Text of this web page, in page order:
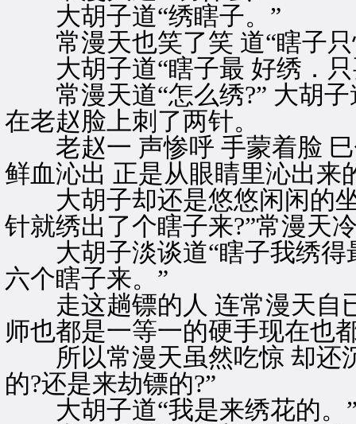
大胡子道“绣瞎子。”
常漫天也笑了笑 道“瞎子只
大胡子道“瞎子最 好绣．只
常漫天道“怎么绣?” 大胡子
在老赵脸上刺了两针。
老赵一 声惨呼 手蒙着脸 巳
鲜血沁出 正是从眼睛里沁出来
大胡子却还是悠悠闲闲的坐
针就绣出了个瞎子来?”常漫天
大胡子淡谈道“瞎子我绣得
六个瞎子来。”
走这趟镖的人 连常漫天自
师也都是一等一的硬手现在也
所以常漫天虽然吃惊 却还
的?还是来劫镖的?”
大胡子道“我是来绣花的。